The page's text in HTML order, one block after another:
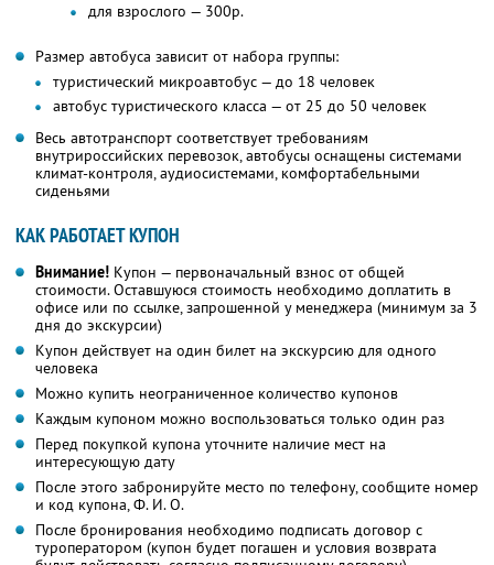
для взрослого — 300р.
Размер автобуса зависит от набора группы:
туристический микроавтобус — до 18 человек
автобус туристического класса — от 25 до 50 человек
Весь автотранспорт соответствует требованиям
внутрироссийских перевозок, автобусы оснащены системами
климат-контроля, аудиосистемами, комфортабельными
сиденьями
КАК РАБОТАЕТ КУПОН
Внимание! Купон — первоначальный взнос от общей
стоимости. Оставшуюся стоимость необходимо доплатить в
офисе или по ссылке, запрошенной у менеджера (минимум за 3
дня до экскурсии)
Купон действует на один билет на экскурсию для одного
человека
Можно купить неограниченное количество купонов
Каждым купоном можно воспользоваться только один раз
Перед покупкой купона уточните наличие мест на
интересующую дату
После этого забронируйте место по телефону, сообщите номер
и код купона,Ф. И. О.
После бронирования необходимо подписать договор с
туроператором (купон будет погашен и условия возврата